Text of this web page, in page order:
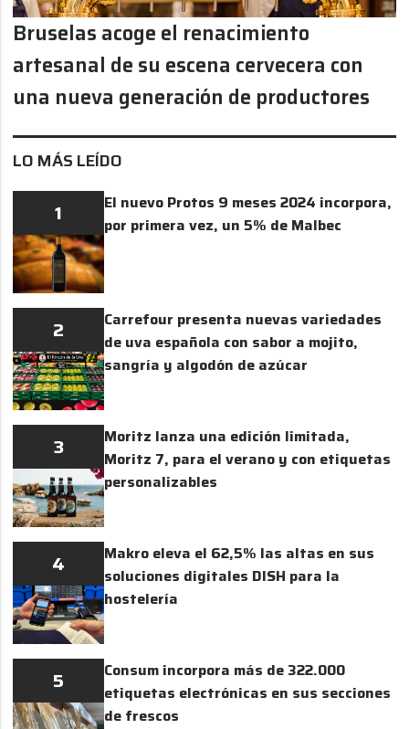
LO MÁS LEÍDO
1
El nuevo Protos 9 meses 2024 incorpora,
por primera vez, un 5% de Malbec
2
Carrefour presenta nuevas variedades
de uva española con sabor a mojito,
sangría y algodón de azúcar
3
Moritz lanza una edición limitada,
Moritz 7, para el verano y con etiquetas
personalizables
4
Makro eleva el 62,5% las altas en sus
soluciones digitales DISH para la
hostelería
5
Consum incorpora más de 322.000
etiquetas electrónicas en sus secciones
de frescos
Bruselas acoge el renacimiento
artesanal de su escena cervecera con
una nueva generación de productores